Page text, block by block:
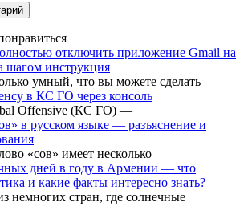
отключить приложение Gmail на
шагом инструкция
умный, что вы можете сделать
в КС ГО через консоль
Offensive (КС ГО) —
в русском языке — разъяснение и
«сов» имеет несколько
дней в году в Армении — что
и какие факты интересно знать?
немногих стран, где солнечные